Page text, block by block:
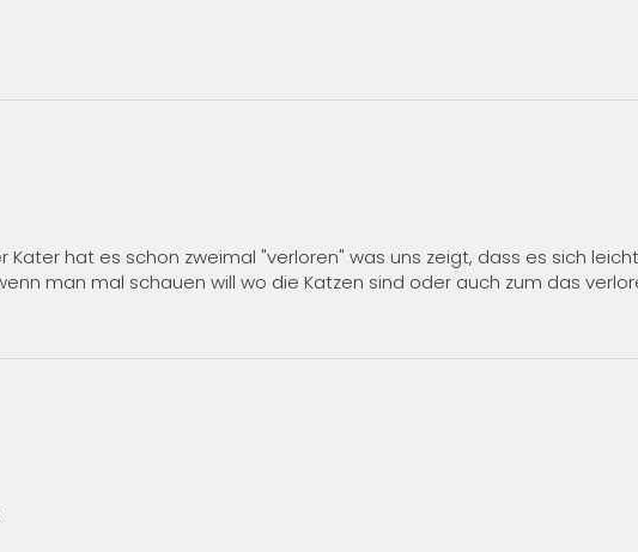
Kater hat es schon zweimal "verloren" was uns zeigt, dass es sich
man mal schauen will wo die Katzen sind oder auch zum das